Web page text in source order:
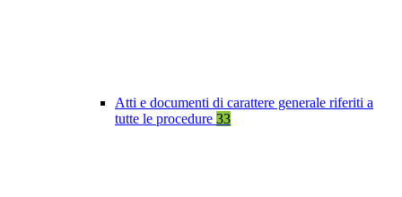
Atti e documenti di carattere generale riferiti a
tutte le procedure 33